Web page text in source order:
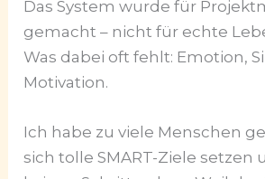
Das System wurde für
gemacht – nicht für echte
Was dabei oft fehlt: Emotion,
Motivation.
Ich habe zu viele Menschen
sich tolle SMART-Ziele setzen